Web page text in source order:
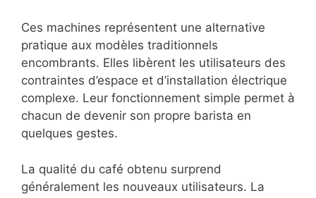
Ces machines représentent une alternative
pratique aux modèles traditionnels
encombrants. Elles libèrent les utilisateurs des
contraintes d’espace et d’installation électrique
complexe. Leur fonctionnement simple permet à
chacun de devenir son propre barista en
quelques gestes.
La qualité du café obtenu surprend
généralement les nouveaux utilisateurs. La